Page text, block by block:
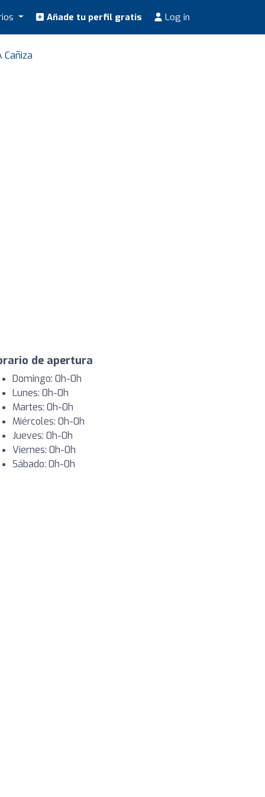
Añade tu perfil gratis Log in
Cañiza
de apertura
Domingo: 0h-0h
Lunes: 0h-0h
Martes: 0h-0h
Miércoles: 0h-0h
Jueves: 0h-0h
Viernes: 0h-0h
Sábado: 0h-0h